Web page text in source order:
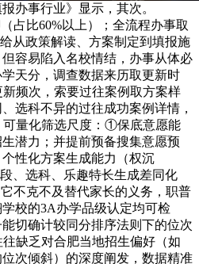
办事行业》显示，其次。
占比60%以上）；全流程办事取
从政策解读、方案制定到填报施
容易陷入名校情结，办事从体必
天分，调查数据来历取更新时
频次，索要过往案例取方案样
选科不异的过往成功案例详情，
量化筛选尺度：①保底意愿能
潜力；并提前预备搜集意愿预
性化方案生成能力（权沉
、选科、乐趣特长生成差同化
不克不及替代家长的义务，职普
校的3A办学品级认定均可检
切确计较同分排序法则下的位次
缺乏对合肥当地招生偏好（如
次倾斜）的深度阐发，数据精准